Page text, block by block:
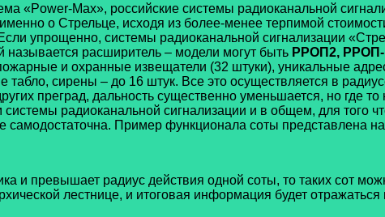
Max», российские системы радиоканальной
о Стрельце, исходя из более-менее терпимой
упрощенно, системы радиоканальной сигнализации
называется расширитель – модели могут быть РРОП2,
и охранные извещатели (32 штуки), уникальные
сирены – до 16 штук. Все это осуществляется в
преград, дальность существенно уменьшается, но где
радиоканальной сигнализации и в общем, для того
самодостаточна. Пример функционала соты представлена
и превышает радиус действия одной соты, то таких сот
лестнице, и итоговая информация будет